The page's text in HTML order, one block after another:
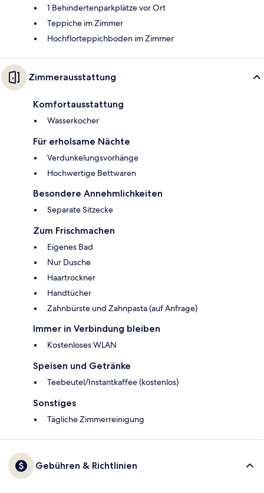
1 Behindertenparkplätze vor Ort
Teppiche im Zimmer
Hochflorteppichboden im Zimmer
Zimmerausstattung
Komfortausstattung
Wasserkocher
Für erholsame Nächte
Verdunkelungsvorhänge
Hochwertige Bettwaren
Besondere Annehmlichkeiten
Separate Sitzecke
Zum Frischmachen
Eigenes Bad
Nur Dusche
Haartrockner
Handtücher
Zahnbürste und Zahnpasta (auf Anfrage)
Immer in Verbindung bleiben
Kostenloses WLAN
Speisen und Getränke
Teebeutel/Instantkaffee (kostenlos)
Sonstiges
Tägliche Zimmerreinigung
Gebühren & Richtlinien